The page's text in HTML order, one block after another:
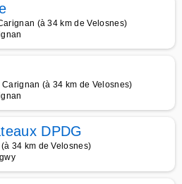
(à 34 km de Velosnes)
(à 34 km de Velosnes)
DPDG
34 km de Velosnes)